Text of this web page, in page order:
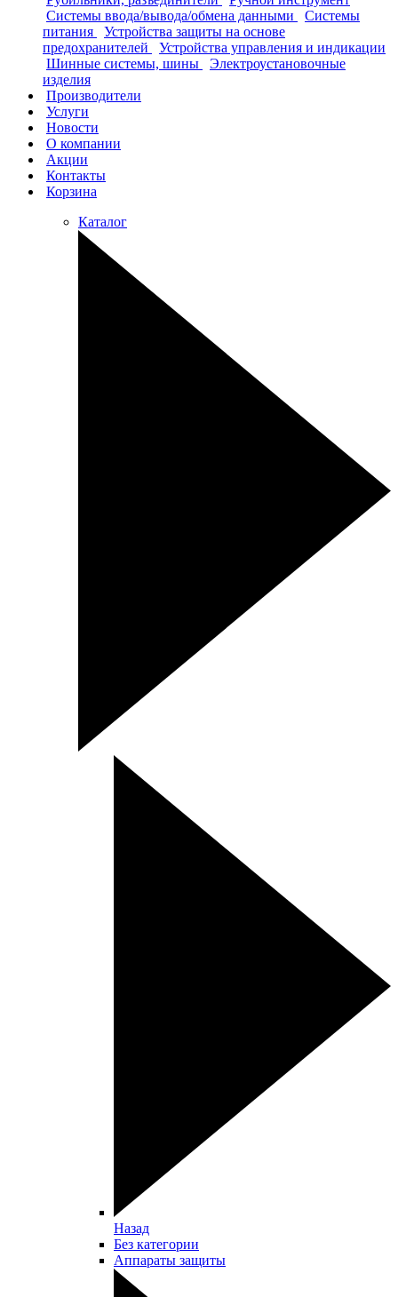
Системы ввода/вывода/обмена данными
Системы
питания
Устройства защиты на основе
предохранителей
Устройства управления и индикации
Шинные системы, шины
Электроустановочные
изделия
Производители
Услуги
Новости
О компании
Акции
Контакты
Корзина
Каталог
Назад
Без категории
Аппараты защиты